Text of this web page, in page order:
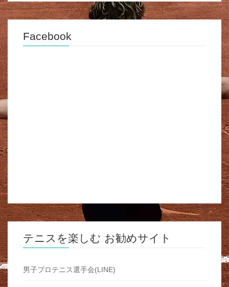
Facebook
テニスを楽しむ お勧めサイト
男子プロテニス選手会(LINE)